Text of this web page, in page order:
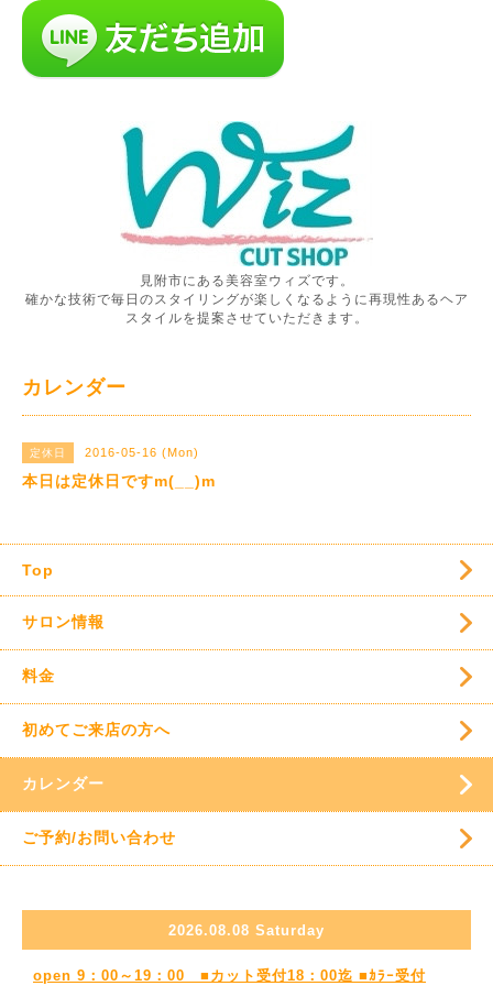
見附市にある美容室ウィズです。
確かな技術で毎日のスタイリングが楽しくなるように再現性あるヘア
スタイルを提案させていただきます。
カレンダー
定休日 2016-05-16 (Mon)
本日は定休日ですm(__)m
Top
サロン情報
料金
初めてご来店の方へ
カレンダー
ご予約/お問い合わせ
2026.08.08 Saturday
open 9：00～19：00 ■カット受付18：00迄 ■ｶﾗｰ受付